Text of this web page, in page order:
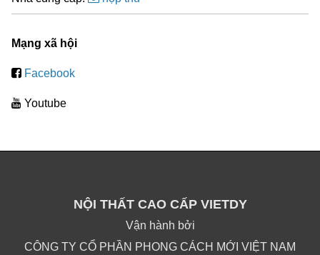
Mạng xã hội
Facebook
Youtube
NỘI THẤT CAO CẤP VIETDY
Vận hành bởi
CÔNG TY CỔ PHẦN PHONG CÁCH MỚI VIỆT NAM